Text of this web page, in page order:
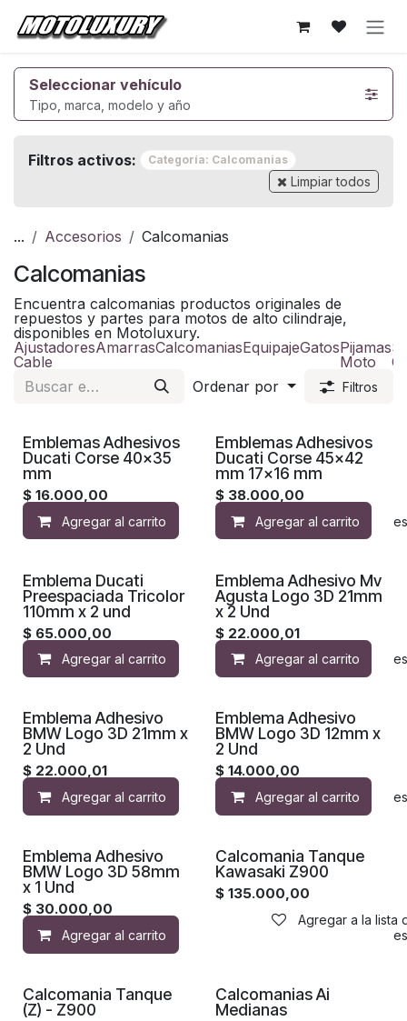
Ir al contenido
Seleccionar vehículo
Tipo, marca, modelo y año
Filtros activos: Categoría: Calcomanias
Limpiar todos
... Accesorios Calcomanias
Calcomanias
Encuentra calcomanias productos originales de
repuestos y partes para motos de alto cilindraje,
disponibles en Motoluxury.
Ajustadores
Cable
AmarrasCalcomaniasEquipajeGatosPijamas
Moto
Ordenar por
Filtros
Emblemas Adhesivos
Ducati Corse 40x35
mm
$ 16.000,00
Agregar al carrito Agregar a la lista de
Emblemas Adhesivos
Ducati Corse 45x42
mm 17x16 mm
$ 38.000,00
Agregar al carrito
Emblema Ducati
Preespaciada Tricolor
110mm x 2 und
$ 65.000,00
Agregar al carrito Agregar a la lista de
Emblema Adhesivo Mv
Agusta Logo 3D 21mm
x 2 Und
$ 22.000,01
Agregar al carrito
Emblema Adhesivo
BMW Logo 3D 21mm x
2 Und
$ 22.000,01
Agregar al carrito Agregar a la lista de
Emblema Adhesivo
BMW Logo 3D 12mm x
2 Und
$14.000,00
Agregar al carrito
Emblema Adhesivo
BMW Logo 3D 58mm
x 1 Und
$ 30.000,00
Agregar al carrito Agregar a la lista de
Calcomania Tanque
Kawasaki Z900
$135.000,00
Agregar a la lista
Calcomania Tanque
(Z) - Z900
Calcomanias Ai
Medianas